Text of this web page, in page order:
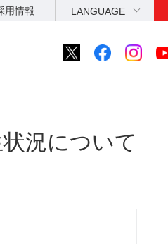
用情報 LANGUAGE
況について